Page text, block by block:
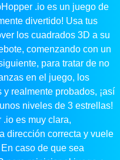
.io es un juego de
divertido! Usa tus
los cuadrados 3D a su
comenzando con un
para tratar de no
en el juego, los
realmente probados, ¡así
niveles de 3 estrellas!
es muy clara,
dirección correcta y vuele
caso de que sea